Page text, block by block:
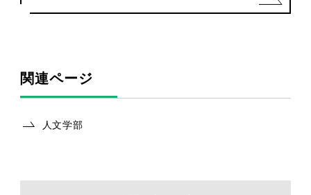
関連ページ
人文学部